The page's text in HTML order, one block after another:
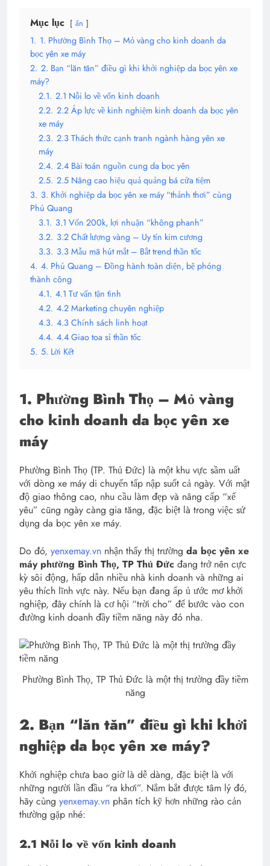
Mục lục ẩn
1. 1. Phường Bình Thọ – Mỏ vàng cho kinh doanh da
bọc yên xe máy
2. 2. Bạn “lăn tăn” điều gì khi khởi nghiệp da bọc yên xe
máy?
2.1. 2.1 Nỗi lo về vốn kinh doanh
2.2. 2.2 Áp lực về kinh nghiệm kinh doanh da bọc yên
xe máy
2.3. 2.3 Thách thức cạnh tranh ngành hàng yên xe
máy
2.4. 2.4 Bài toán nguồn cung da bọc yên
2.5. 2.5 Nâng cao hiệu quả quảng bá cửa tiệm
3. 3. Khởi nghiệp da bọc yên xe máy “thảnh thơi” cùng
Phú Quang
3.1. 3.1 Vốn 200k, lợi nhuận “không phanh”
3.2. 3.2 Chất lượng vàng – Uy tín kim cương
3.3. 3.3 Mẫu mã hút mắt – Bắt trend thần tốc
4. 4. Phú Quang – Đồng hành toàn diện, bệ phóng
thành công
4.1. 4.1 Tư vấn tận tình
4.2. 4.2 Marketing chuyên nghiệp
4.3. 4.3 Chính sách linh hoạt
4.4. 4.4 Giao toa sỉ thần tốc
5. 5. Lời Kết
1. Phường Bình Thọ – Mỏ vàng
cho kinh doanh da bọc yên xe
máy
Phường Bình Thọ (TP. Thủ Đức) là một khu vực sầm uất
với dòng xe máy di chuyển tấp nập suốt cả ngày. Với mật
độ giao thông cao, nhu cầu làm đẹp và nâng cấp “xế
yêu” cũng ngày càng gia tăng, đặc biệt là trong việc sử
dụng da bọc yên xe máy.
Do đó, yenxemay.vn nhận thấy thị trường da bọc yên xe
máy phường Bình Thọ, TP Thủ Đức đang trở nên cực
kỳ sôi động, hấp dẫn nhiều nhà kinh doanh và những ai
yêu thích lĩnh vực này. Nếu bạn đang ấp ủ ước mơ khởi
nghiệp, đây chính là cơ hội “trời cho” để bước vào con
đường kinh doanh đầy tiềm năng này đó nha.
Phường Bình Thọ, TP Thủ Đức là một thị trường đầy tiềm
năng
2. Bạn “lăn tăn” điều gì khi khởi
nghiệp da bọc yên xe máy?
Khởi nghiệp chưa bao giờ là dễ dàng, đặc biệt là với
những người lần đầu “ra khơi”. Nắm bắt được tâm lý đó,
hãy cùng yenxemay.vn phân tích kỹ hơn những rào cản
thường gặp nhé:
2.1 Nỗi lo về vốn kinh doanh